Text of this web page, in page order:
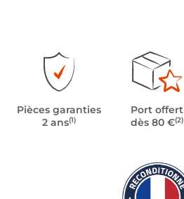
Pièces garanties
2 ans(1)
Port offert
dès 80 €(2)